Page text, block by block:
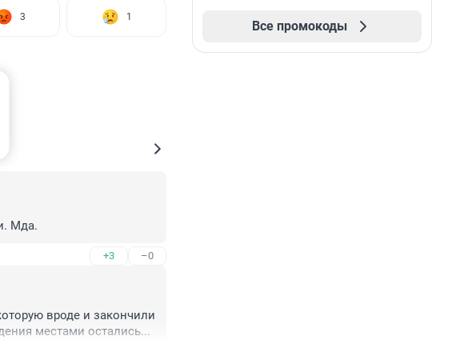
3 1
Мда.
+3 –0
вроде и закончили
местами остались...
Все промокоды